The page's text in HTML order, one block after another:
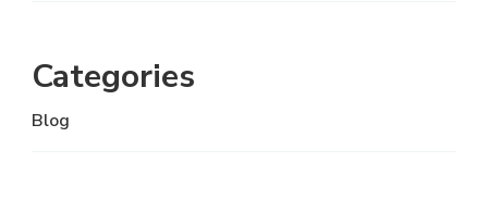
Categories
Blog